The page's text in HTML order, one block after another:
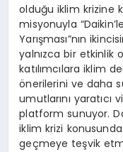
olduğu iklim krizine
misyonuyla
Yarışması”nın
yalnızca bir etkinlik
katılımcılara iklim
önerilerini ve daha
umutlarını
platform sunuyor.
iklim krizi
geçmeye teşvik